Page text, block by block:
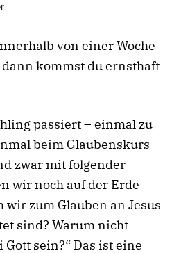
von einer Woche
kommst du ernsthaft
passiert – einmal zu
beim Glaubenskurs
zwar mit folgender
wir noch auf der Erde
zum Glauben an Jesus
sind? Warum nicht
sein?“ Das ist eine